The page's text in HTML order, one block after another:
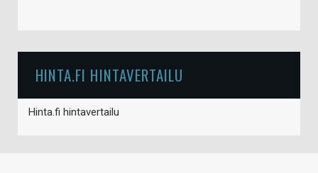
HINTA.FI HINTAVERTAILU
Hinta.fi hintavertailu